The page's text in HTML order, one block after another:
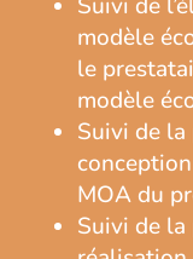
Suivi de
modèle
le
modèle
Suivi de la
MOA du
Suivi de la